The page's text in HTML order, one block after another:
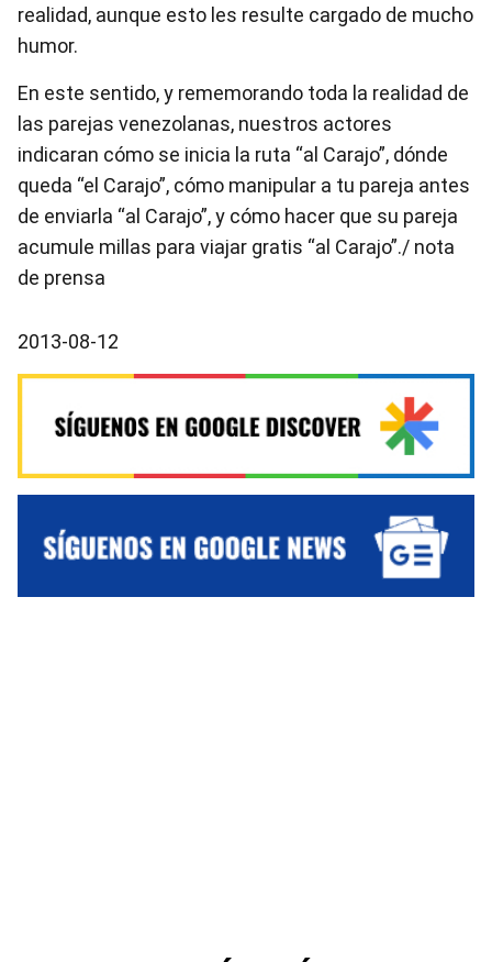
realidad, aunque esto les resulte cargado de mucho
humor.
En este sentido, y rememorando toda la realidad de
las parejas venezolanas, nuestros actores
indicaran cómo se inicia la ruta “al Carajo”, dónde
queda “el Carajo”, cómo manipular a tu pareja antes
de enviarla “al Carajo”, y cómo hacer que su pareja
acumule millas para viajar gratis “al Carajo”./ nota
de prensa
2013-08-12